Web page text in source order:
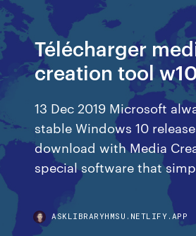
Télécharger
creation tool
13 Dec 2019 Microsoft
stable Windows 10
download with Media
special software that
ASKLIBRARYHMSU.NETLIFY.APP